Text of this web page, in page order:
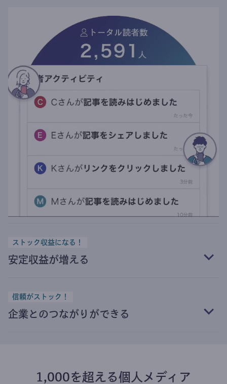
ストック収益になる！
安定収益が増える
信頼がストック！
企業とのつながりができる
1,000を超える個人メディア